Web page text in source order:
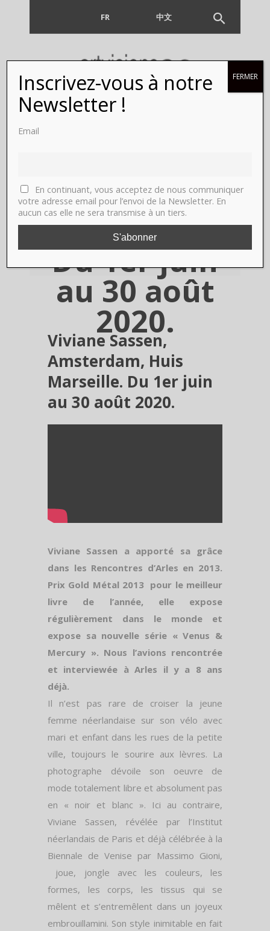
FR 中文
Viviane
Huis
Marseille.
Du 1er juin
au 30 août
2020.
Viviane Sassen,
Amsterdam, Huis
Marseille. Du 1er juin
au 30 août 2020.
Viviane Sassen a apporté sa grâce
dans les Rencontres d’Arles en 2013.
Prix Gold Métal 2013 pour le meilleur
livre de l’année, elle expose
régulièrement dans le monde et
expose sa nouvelle série « Venus &
Mercury ». Nous l’avions rencontrée
et interviewée à Arles il y a 8 ans
déjà.
Il n’est pas rare de croiser la jeune
femme néerlandaise sur son vélo avec
mari et enfant dans les rues de la petite
ville, toujours le sourire aux lèvres. La
photographe dévoile son oeuvre de
mode totalement libre et absolument pas
en « noir et blanc ». Ici au contraire,
Viviane Sassen, révélée par l’Institut
néerlandais de Paris et déjà célébrée à la
Biennale de Venise par Massimo Gioni,
joue, jongle avec les couleurs, les
formes, les corps, les tissus qui se
mêlent et s’entremêlent dans un joyeux
embrouillamini. Son style inimitable en fait
Inscrivez-vous à notre
Newsletter !
Email
En continuant, vous acceptez de nous communiquer
votre adresse email pour l’envoi de la Newsletter. En
aucun cas elle ne sera transmise à un tiers.
FERMER